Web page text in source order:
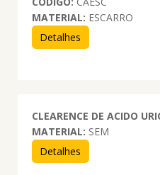
MATERIAL: ESCARRO
Detalhes
CLEARENCE DE ACIDO
MATERIAL: SEM
Detalhes